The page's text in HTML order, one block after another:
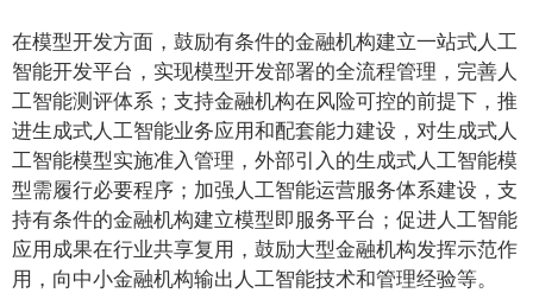
在模型开发方面，鼓励有条件的金融机构建立一站式人工
智能开发平台，实现模型开发部署的全流程管理，完善人
工智能测评体系；支持金融机构在风险可控的前提下，推
进生成式人工智能业务应用和配套能力建设，对生成式人
工智能模型实施准入管理，外部引入的生成式人工智能模
型需履行必要程序；加强人工智能运营服务体系建设，支
持有条件的金融机构建立模型即服务平台；促进人工智能
应用成果在行业共享复用，鼓励大型金融机构发挥示范作
用，向中小金融机构输出人工智能技术和管理经验等。